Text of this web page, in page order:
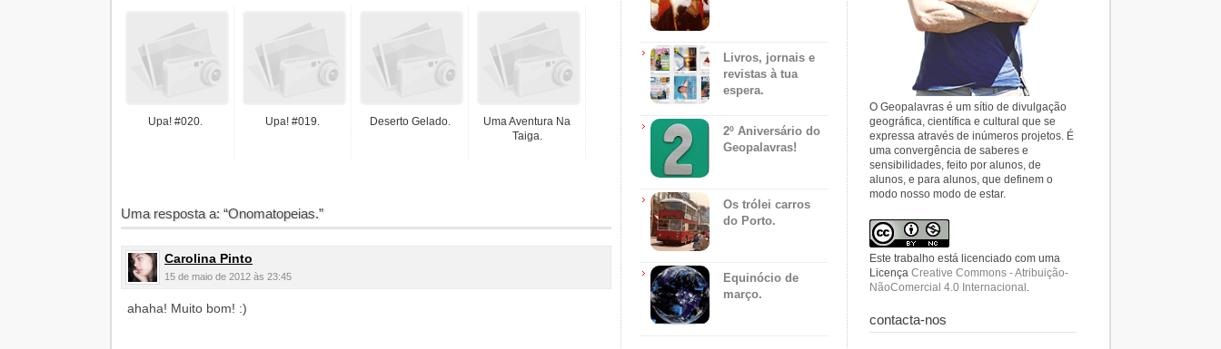
Upa! #020. Upa! #019. Deserto Gelado.
Uma Aventura Na
Taiga.
Uma resposta a: “Onomatopeias.”
Carolina Pinto
15 de maio de 2012 às 23:45
ahaha! Muito bom! :)
Livros, jornais e
revistas à tua
espera.
2º Aniversário do
Geopalavras!
Os trólei carros
do Porto.
Equinócio de
março.
O Geopalavras é um sítio de divulgação
geográfica, científica e cultural que se
expressa através de inúmeros projetos. É
uma convergência de saberes e
sensibilidades, feito por alunos, de
alunos, e para alunos, que definem o
modo nosso modo de estar.
Este trabalho está licenciado com uma
Licença Creative Commons - Atribuição-
NãoComercial 4.0 Internacional .
contacta-nos